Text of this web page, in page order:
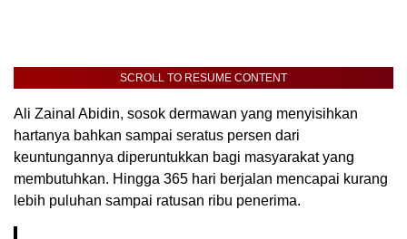
SCROLL TO RESUME CONTENT
Ali Zainal Abidin, sosok dermawan yang menyisihkan
hartanya bahkan sampai seratus persen dari
keuntungannya diperuntukkan bagi masyarakat yang
membutuhkan. Hingga 365 hari berjalan mencapai kurang
lebih puluhan sampai ratusan ribu penerima.